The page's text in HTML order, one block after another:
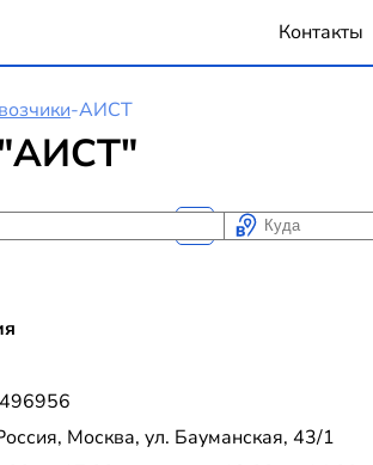
Контакты
-АИСТ
Куда
Москва, ул. Бауманская, 43/1